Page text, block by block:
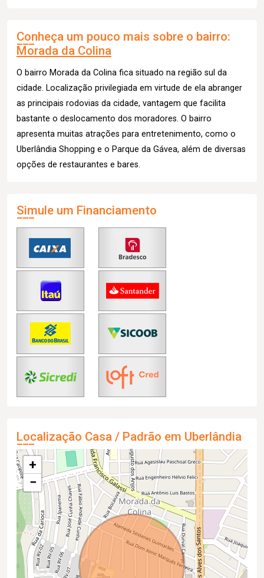
Conheça um pouco mais sobre o bairro:
Morada da Colina
O bairro Morada da Colina fica situado na região sul da
cidade. Localização privilegiada em virtude de ela abranger
as principais rodovias da cidade, vantagem que facilita
bastante o deslocamento dos moradores. O bairro
apresenta muitas atrações para entretenimento, como o
Uberlândia Shopping e o Parque da Gávea, além de diversas
opções de restaurantes e bares.
Simule um Financiamento
Localização Casa / Padrão em Uberlândia
+
−